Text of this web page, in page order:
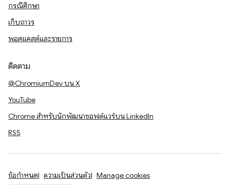
กรณีศึกษา
เก็บถาวร
พอดแคสต์และรายการ
ติดตาม
@ChromiumDev บน X
YouTube
Chrome สำหรับนักพัฒนาซอฟต์แวร์บน LinkedIn
RSS
ข้อกำหนด ความเป็นส่วนตัว Manage cookies